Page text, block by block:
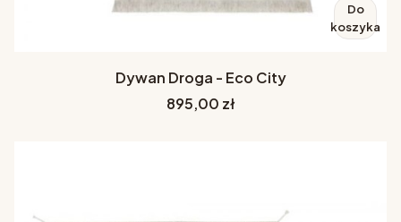
Do
koszyka
Dywan Droga - Eco City
Cena
895,00 zł